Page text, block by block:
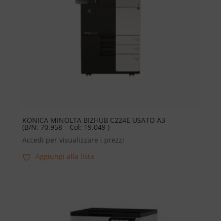
KONICA MINOLTA BIZHUB C224E USATO A3
(B/N: 70.958 – Col: 19.049 )
Accedi per visualizzare i prezzi
Aggiungi alla lista